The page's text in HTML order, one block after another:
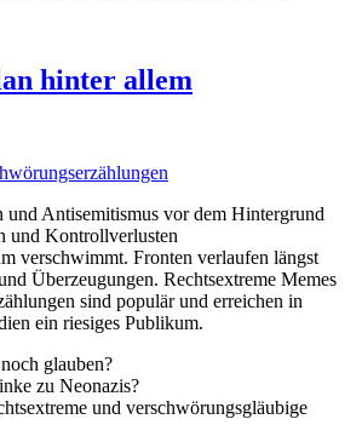
hinter allem
und Antisemitismus vor dem Hintergrund
und Kontrollverlusten
verschwimmt. Fronten verlaufen längst
Überzeugungen. Rechtsextreme Memes
sind populär und erreichen in
ein riesiges Publikum.
glauben?
zu Neonazis?
und verschwörungsgläubige